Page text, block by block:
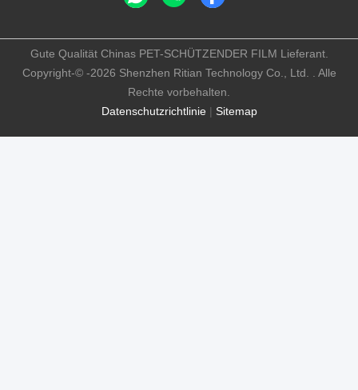
Datenschutzrichtlinie| Sitemap
Gute Qualität Chinas PET-SCHÜTZENDER FILM Lieferant.
Copyright-© -2026 Shenzhen Ritian Technology Co., Ltd. . Alle
Rechte vorbehalten.